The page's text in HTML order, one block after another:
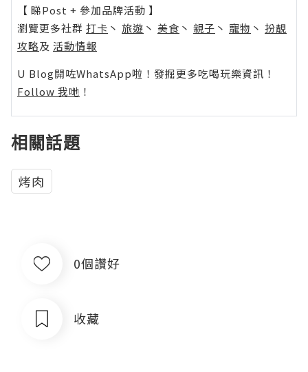
【 睇Post + 參加品牌活動 】
瀏覽更多社群 打卡 丶 旅遊 丶 美食 丶 親子 丶 寵物 丶 扮靚
攻略及 活動情報
U Blog開咗WhatsApp啦！發掘更多吃喝玩樂資訊！
Follow 我哋 ！
相關話題
烤肉
0個讚好
收藏